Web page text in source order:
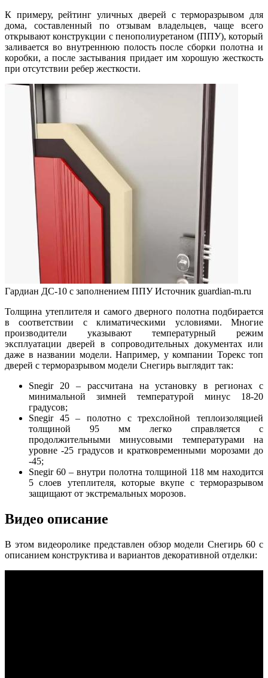
К примеру, рейтинг уличных дверей с терморазрывом для
дома, составленный по отзывам владельцев, чаще всего
открывают конструкции с пенополиуретаном (ППУ), который
заливается во внутреннюю полость после сборки полотна и
коробки, а после застывания придает им хорошую жесткость
при отсутствии ребер жесткости.
Гардиан ДС-10 с заполнением ППУИсточник guardian-m.ru
Толщина утеплителя и самого дверного полотна подбирается
в соответствии с климатическими условиями. Многие
производители указывают температурный режим
эксплуатации дверей в сопроводительных документах или
даже в названии модели. Например, у компании Торекс топ
дверей с терморазрывом модели Снегирь выглядит так:
Snegir 20 – рассчитана на установку в регионах с
минимальной зимней температурой минус 18-20
градусов;
Snegir 45 – полотно с трехслойной теплоизоляцией
толщиной 95 мм легко справляется с
продолжительными минусовыми температурами на
уровне -25 градусов и кратковременными морозами до
-45;
Snegir 60 – внутри полотна толщиной 118 мм находится
5 слоев утеплителя, которые вкупе с терморазрывом
защищают от экстремальных морозов.
Видео описание
В этом видеоролике представлен обзор модели Снегирь 60 с
описанием конструктива и вариантов декоративной отделки: